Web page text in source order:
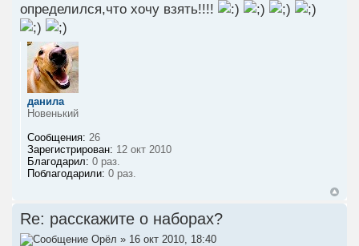
определился,что хочу взять!!!!
данила
Новенький
Сообщения: 26
Зарегистрирован: 12 окт 2010
Благодарил: 0 раз.
Поблагодарили: 0 раз.
Re: расскажите о наборах?
Орёл » 16 окт 2010, 18:40